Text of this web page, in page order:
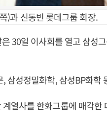
)과 신동빈 롯데그룹 회장.
30일 이사회를 열고 삼성
삼성정밀화학, 삼성BP화학
열사를 한화그룹에 매각